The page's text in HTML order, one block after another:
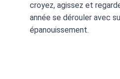
croyez, agissez et
année se dérouler avec
épanouissement.